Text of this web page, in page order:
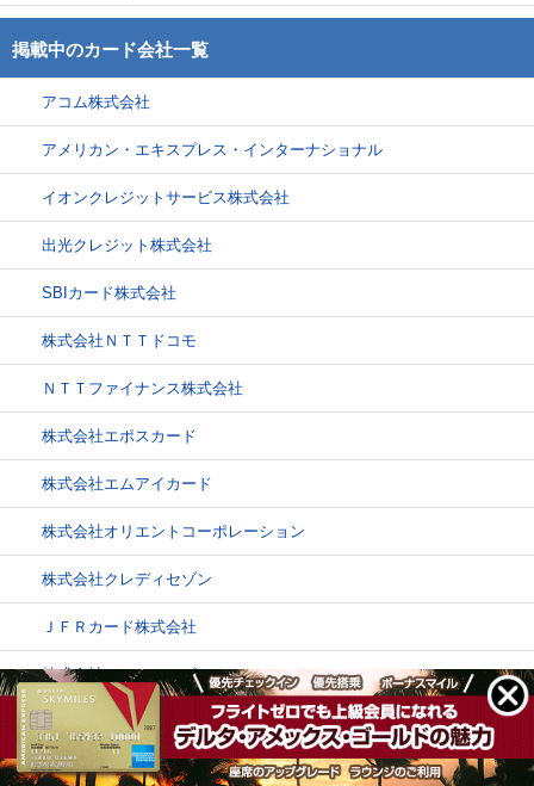
掲載中のカード会社一覧
アコム株式会社
アメリカン・エキスプレス・インターナショナル
イオンクレジットサービス株式会社
出光クレジット株式会社
SBIカード株式会社
株式会社ＮＴＴドコモ
ＮＴＴファイナンス株式会社
株式会社エポスカード
株式会社エムアイカード
株式会社オリエントコーポレーション
株式会社クレディセゾン
ＪＦＲカード株式会社
株式会社ジェーシービー
株式会社ジャックス
株式会社セディナ
clos
e